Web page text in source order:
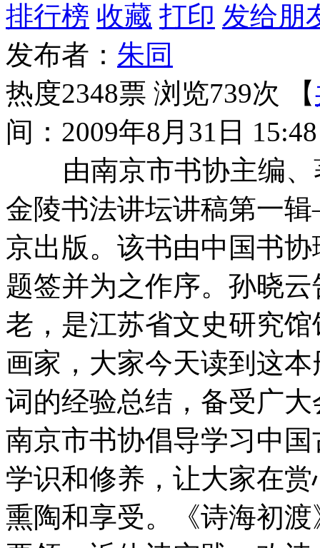
排行榜 收藏 打印 发给朋
发布者： 朱同
热度2348票 浏览739次 【
间：2009年8月31日 15:48
由南京市书协主编、
金陵书法讲坛讲稿第一
京出版。该书由中国书
题签并为之作序。孙晓
老，是江苏省文史研究
画家，大家今天读到这
词的经验总结，备受广
南京市书协倡导学习中
学识和修养，让大家在
熏陶和享受。《诗海初